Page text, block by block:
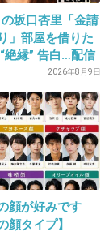
ってもらえ
かが分かり
-7
坂口杏里「金請
」部屋を借りた
絶縁” 告白…配信
られた」荷物放
2026年8月9日
顔が好みです
顔タイプ】